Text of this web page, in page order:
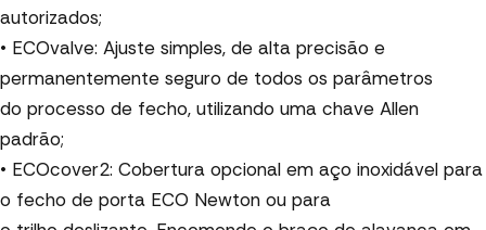
autorizados;
• ECOvalve: Ajuste simples, de alta precisão e
permanentemente seguro de todos os parâmetros
do processo de fecho, utilizando uma chave Allen
padrão;
• ECOcover2: Cobertura opcional em aço inoxidável para
o fecho de porta ECO Newton ou para